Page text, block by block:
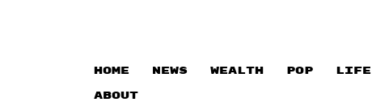
HOME NEWS WEALTH POP LIFE
ABOUT